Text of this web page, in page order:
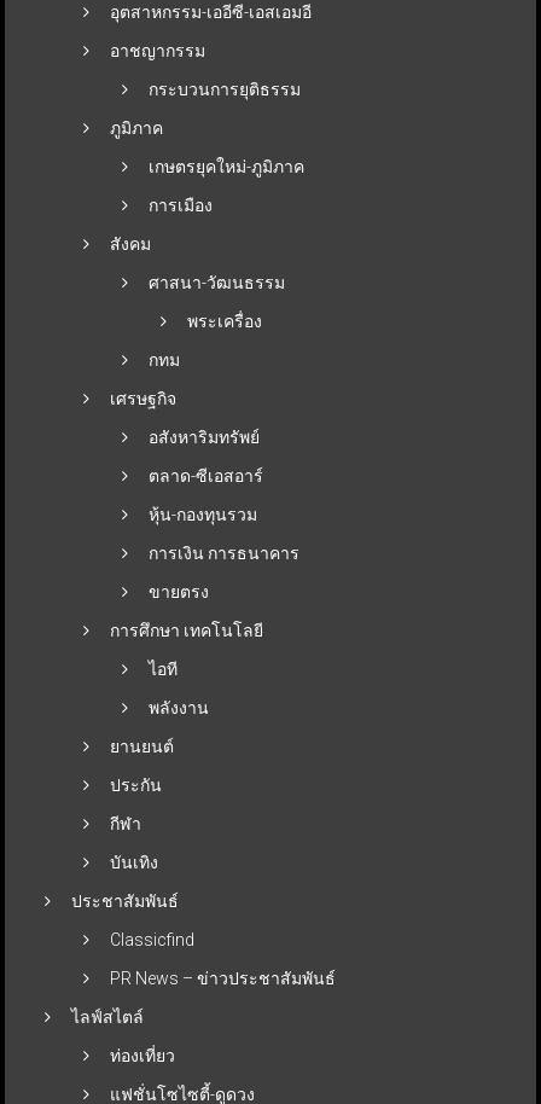
อุตสาหกรรม-เออีซี-เอสเอมอี
อาชญากรรม
กระบวนการยุติธรรม
ภูมิภาค
เกษตรยุคใหม่-ภูมิภาค
การเมือง
สังคม
ศาสนา-วัฒนธรรม
พระเครื่อง
กทม
เศรษฐกิจ
อสังหาริมทรัพย์
ตลาด-ซีเอสอาร์
หุ้น-กองทุนรวม
การเงิน การธนาคาร
ขายตรง
การศึกษา เทคโนโลยี
ไอที
พลังงาน
ยานยนต์
ประกัน
กีฬา
บันเทิง
ประชาสัมพันธ์
Classicfind
PR News – ข่าวประชาสัมพันธ์
ไลฟ์สไตล์
ท่องเที่ยว
แฟชั่นโซไซตี้-ดูดวง